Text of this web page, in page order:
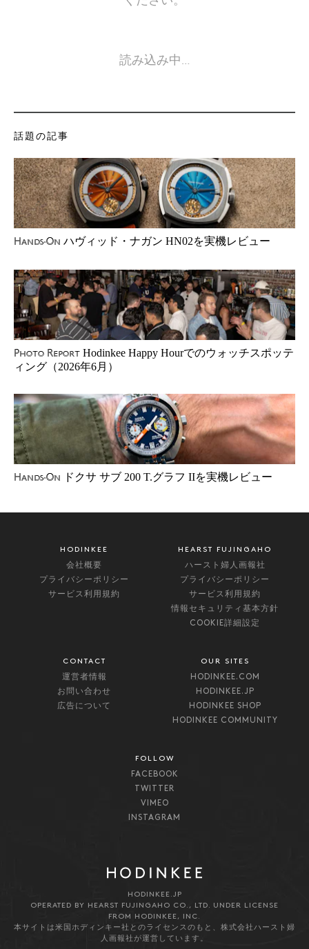
読み込み中…
話題の記事
Hands-On ハヴィッド・ナガン HN02を実機レビュー
Photo Report Hodinkee Happy Hourでのウォッチスポッテ
ィング（2026年6月）
Hands-On ドクサ サブ 200 T.グラフ IIを実機レビュー
HODINKEE
会社概要
プライバシーポリシー
サービス利用規約
HEARST FUJINGAHO
ハースト婦人画報社
プライバシーポリシー
サービス利用規約
情報セキュリティ基本方針
COOKIE詳細設定
CONTACT
運営者情報
お問い合わせ
広告について
OUR SITES
HODINKEE.COM
HODINKEE.JP
HODINKEE SHOP
HODINKEE COMMUNITY
FOLLOW
FACEBOOK
TWITTER
VIMEO
INSTAGRAM
HODINKEE.JP
OPERATED BY HEARST FUJINGAHO CO., LTD. UNDER LICENSE
FROM HODINKEE, INC.
本サイトは米国ホディンキー社とのライセンスのもと、株式会社ハースト婦
人画報社が運営しています。